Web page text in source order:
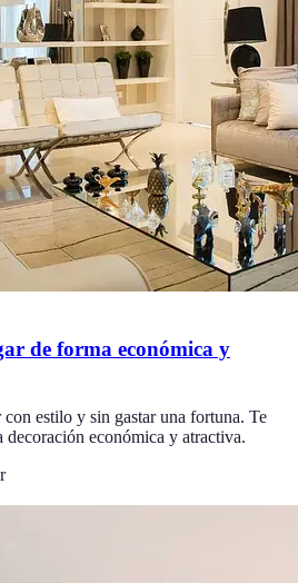
de forma económica y
estilo y sin gastar una fortuna. Te
decoración económica y atractiva.